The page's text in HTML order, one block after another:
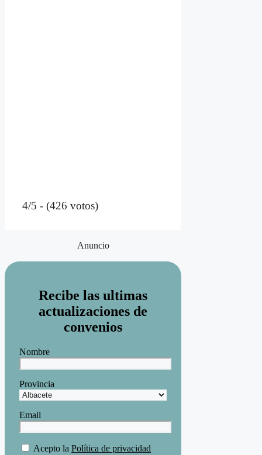
4/5 - (426 votos)
Anuncio
Recibe las ultimas
actualizaciones de
convenios
Nombre
Provincia
Email
Acepto la Política de privacidad